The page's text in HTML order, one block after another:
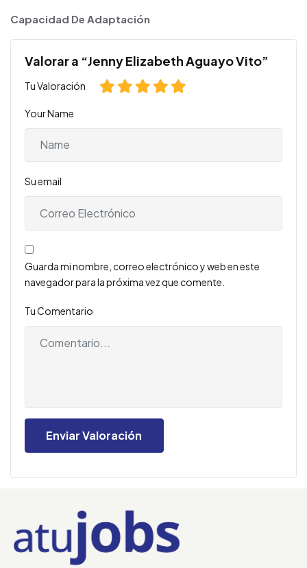
Capacidad De Adaptación
Valorar a “Jenny Elizabeth Aguayo Vito”
Tu Valoración
Your Name
Su email
Guarda mi nombre, correo electrónico y web en este
navegador para la próxima vez que comente.
Tu Comentario